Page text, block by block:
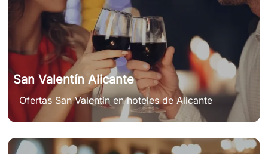
San Valentín Alicante
Ofertas San Valentín en hoteles de Alicante